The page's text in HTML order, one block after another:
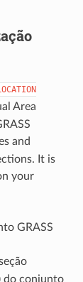
Area
and
It is
your
GRASS
do conjunto